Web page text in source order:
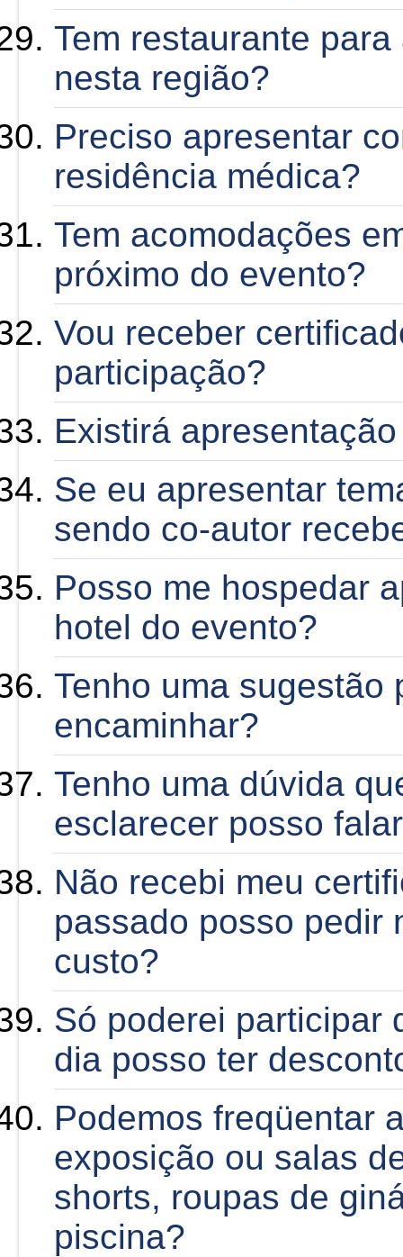
Tem restaurante
nesta região?
Preciso apresentar
residência médica?
Tem acomodações
próximo do evento?
Vou receber
participação?
Existirá
Se eu apresentar
sendo co-autor
Posso me hospedar
hotel do evento?
Tenho uma sugestão
encaminhar?
Tenho uma dúvida
esclarecer posso
Não recebi meu
passado posso pedir
custo?
Só poderei participar
dia posso ter
Podemos freqüentar
exposição ou salas
shorts, roupas de
piscina?